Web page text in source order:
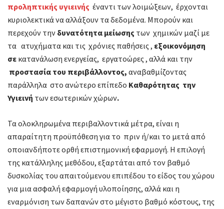
προληπτικής υγιεινής έναντι των λοιμώξεων, έρχονται
κυριολεκτικά να αλλάξουν τα δεδομένα. Μπορούν και
περεχούν την δυνατότητα μείωσης των χημικών μαζί με
τα ατυχήματα και τις χρόνιες παθήσεις , εξοικονόμηση
σε κατανάλωση ενεργείας, εργατοώρες , αλλά και την
προστασία του περιβάλλοντος, αναβαθμίζοντας
παράλληλα στο ανώτερο επίπεδο Καθαρότητας την
Υγιεινή των εσωτερικών χώρων.
Τα ολοκληρωμένα περιβαλλοντικά μέτρα, είναι η
απαραίτητη προϋπόθεση για το πριν ή/και το μετά από
οποιανδήποτε ορθή επιστημονική εφαρμογή. Η επιλογή
της κατάλληλης μεθόδου, εξαρτάται από τον βαθμό
δυσκολίας του απαιτούμενου επιπέδου το είδος του χώρου
για μια ασφαλή εφαρμογή υλοποίησης, αλλά και η
εναρμόνιση των δαπανών στο μέγιστο βαθμό κόστους, της